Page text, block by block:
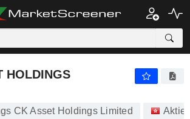
HOLDINGS
CK Asset Holdings Limited